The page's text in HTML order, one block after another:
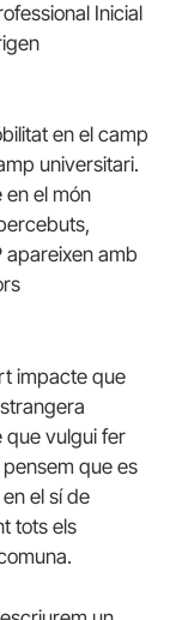
Inicial
en el camp
universitari.
el món
apareixen amb
impacte que
que vulgui fer
que es
el sí de
tots els